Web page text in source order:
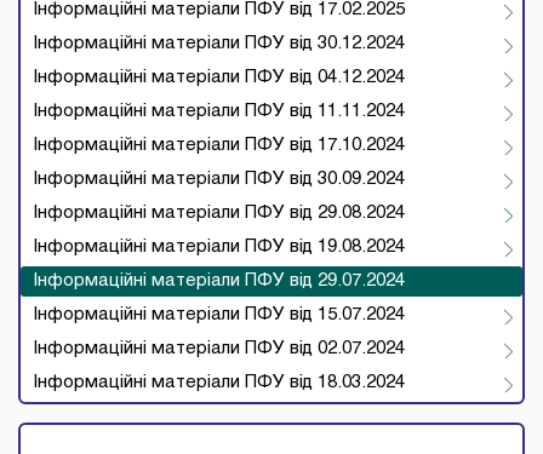
Інформаційні матеріали ПФУ від 17.02.2025
Інформаційні матеріали ПФУ від 30.12.2024
Інформаційні матеріали ПФУ від 04.12.2024
Інформаційні матеріали ПФУ від 11.11.2024
Інформаційні матеріали ПФУ від 17.10.2024
Інформаційні матеріали ПФУ від 30.09.2024
Інформаційні матеріали ПФУ від 29.08.2024
Інформаційні матеріали ПФУ від 19.08.2024
Інформаційні матеріали ПФУ від 29.07.2024
Інформаційні матеріали ПФУ від 15.07.2024
Інформаційні матеріали ПФУ від 02.07.2024
Інформаційні матеріали ПФУ від 18.03.2024